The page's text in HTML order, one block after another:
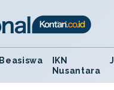
Beasiswa
IKN
Nusantara